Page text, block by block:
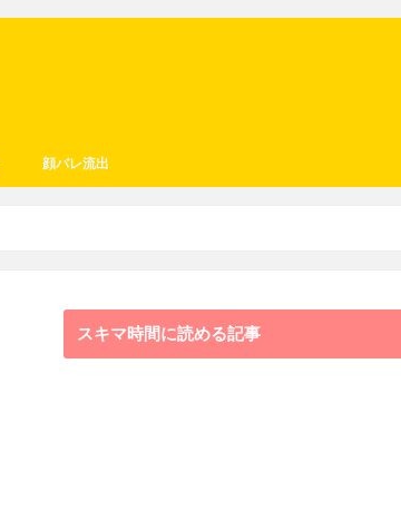
顔バレ流出
スキマ時間に読める記事